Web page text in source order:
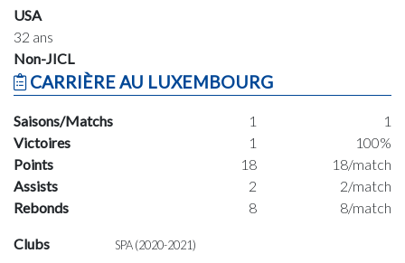
USA
32 ans
Non-JICL
CARRIÈRE AU LUXEMBOURG
Saisons/Matchs 1
1
Victoires
1
100%
Points
18
18/match
Assists
2
2/match
Rebonds
8 8/match
Clubs SPA (2020-2021)